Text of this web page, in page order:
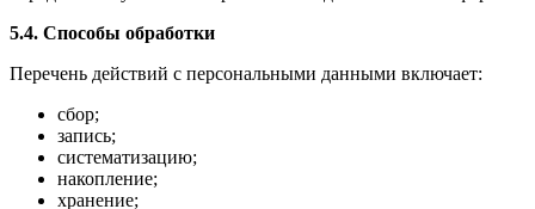
5.4. Способы обработки
Перечень действий с персональными данными включает:
сбор;
запись;
систематизацию;
накопление;
хранение;